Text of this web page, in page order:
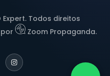
Todos direitos
Zoom Propaganda.